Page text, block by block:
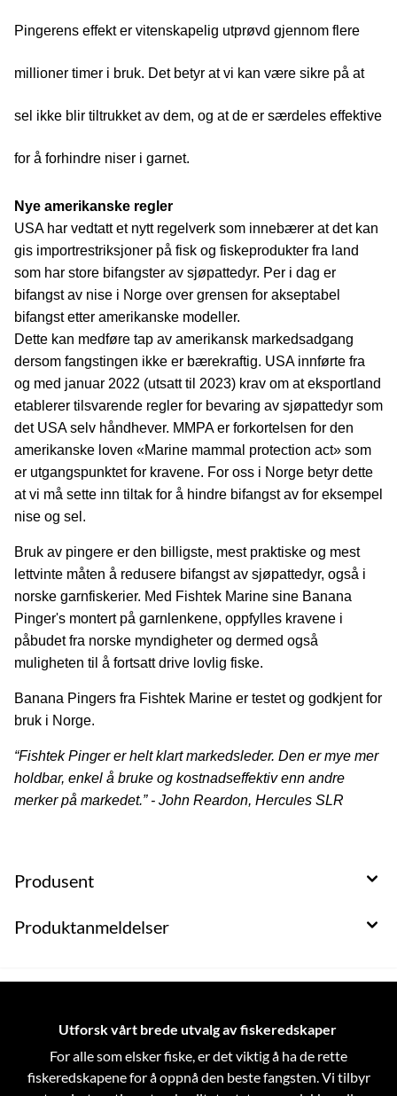
Pingerens effekt er vitenskapelig utprøvd gjennom flere
millioner timer i bruk. Det betyr at vi kan være sikre på at
sel ikke blir tiltrukket av dem, og at de er særdeles effektive
for å forhindre niser i garnet.
Nye amerikanske regler
USA har vedtatt et nytt regelverk som innebærer at det kan
gis importrestriksjoner på fisk og fiskeprodukter fra land
som har store bifangster av sjøpattedyr. Per i dag er
bifangst av nise i Norge over grensen for akseptabel
bifangst etter amerikanske modeller.
Dette kan medføre tap av amerikansk markedsadgang
dersom fangstingen ikke er bærekraftig. USA innførte fra
og med januar 2022 (utsatt til 2023) krav om at eksportland
etablerer tilsvarende regler for bevaring av sjøpattedyr som
det USA selv håndhever. MMPA er forkortelsen for den
amerikanske loven «Marine mammal protection act» som
er utgangspunktet for kravene. For oss i Norge betyr dette
at vi må sette inn tiltak for å hindre bifangst av for eksempel
nise og sel.
Bruk av pingere er den billigste, mest praktiske og mest
lettvinte måten å redusere bifangst av sjøpattedyr, også i
norske garnfiskerier. Med Fishtek Marine sine Banana
Pinger's montert på garnlenkene, oppfylles kravene i
påbudet fra norske myndigheter og dermed også
muligheten til å fortsatt drive lovlig fiske.
Banana Pingers fra Fishtek Marine er testet og godkjent for
bruk i Norge.
“Fishtek Pinger er helt klart markedsleder. Den er mye mer
holdbar, enkel å bruke og kostnadseffektiv enn andre
merker på markedet.” - John Reardon, Hercules SLR
Produsent
Produktanmeldelser
Utforsk vårt brede utvalg av fiskeredskaper
For alle som elsker fiske, er det viktig å ha de rette
fiskeredskapene for å oppnå den beste fangsten. Vi tilbyr